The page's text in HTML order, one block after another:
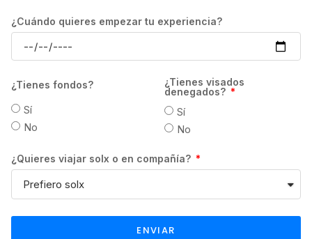
que se realice la transferencia. Los gastos
estudiante.
GrowPro Experience no se hace
responsable, en ningún caso, de la
devolución del importe ya pagado por el
estudiante, si la escuela determina retener el
gestión atendiendo a sus propias
condiciones. Asimismo, el plazo de
devolución será también el indicado por
cada una de las escuelas.
¿Cuándo quieres empezar tu experiencia?
¿Tienes fondos?
Sí
No
¿Tienes visados
denegados?
Sí
No
¿Quieres viajar solx o en compañía?
ENVIAR